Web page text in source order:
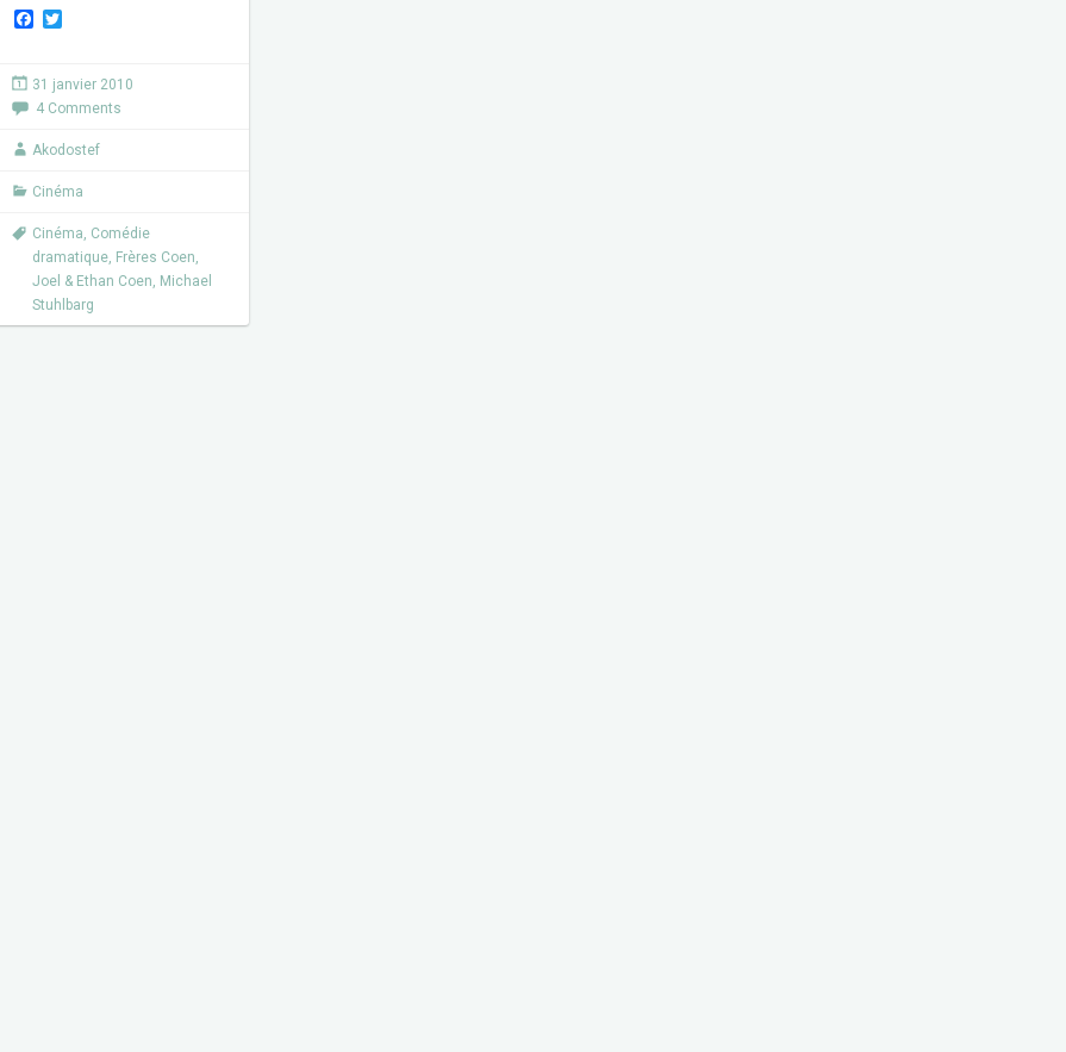
F
e
b
o
k
t
e
31 janvier 2010
4 Comments
Akodostef
Cinéma
Cinéma, Comédie
dramatique, Frères Coen,
Joel & Ethan Coen, Michael
Stuhlbarg